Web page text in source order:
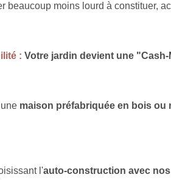
beaucoup moins lourd à constituer,
: Votre jardin devient une
maison préfabriquée en bois ou
l'auto-construction avec